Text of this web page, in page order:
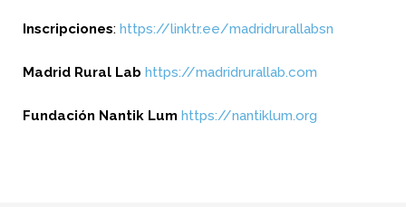
Inscripciones: https://linktr.ee/madridrurallabsn
Madrid Rural Lab https://madridrurallab.com
Fundación Nantik Lum https://nantiklum.org